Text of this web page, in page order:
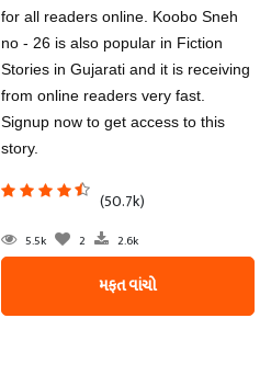
for all readers online. Koobo Sneh
no - 26 is also popular in Fiction
Stories in Gujarati and it is receiving
from online readers very fast.
Signup now to get access to this
story.
(50.7k)
5.5k 2 2.6k
મફત વાંચો